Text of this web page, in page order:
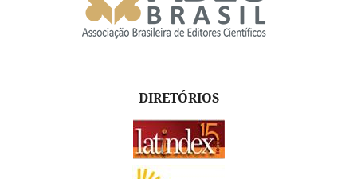
DIRETÓRIOS